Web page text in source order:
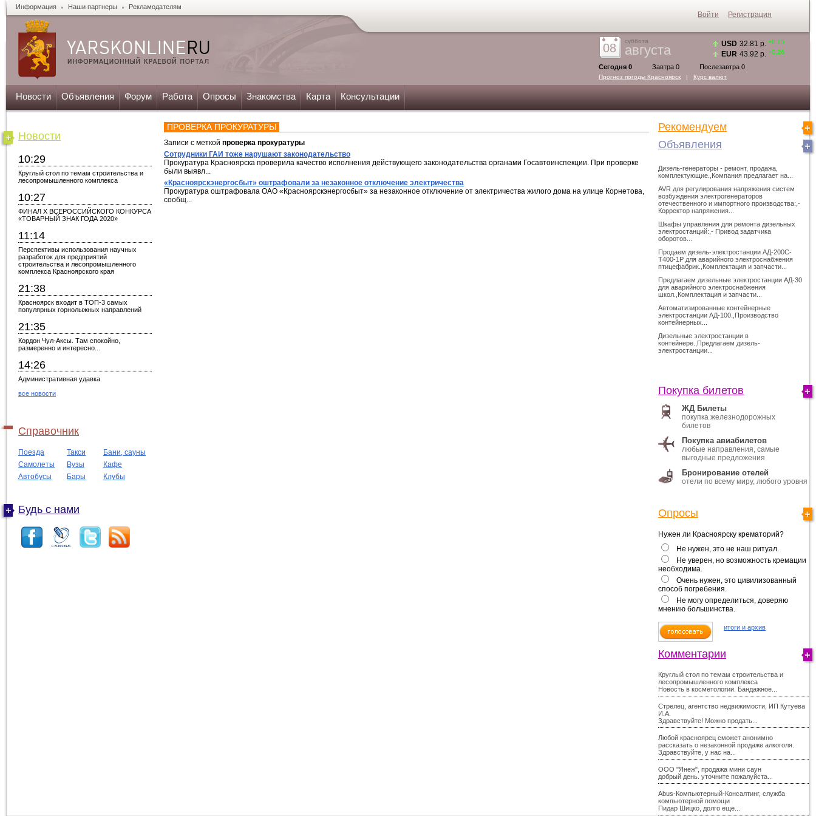
Информация Наши партнеры Рекламодателям
08
суббота
августа
Сегодня 0 Завтра 0 Послезавтра 0
Прогноз погоды Красноярск | Курс валют
USD 32.81 р. +0.15
EUR 43.92 р. +0.26
Новости Объявления Форум Работа Опросы Знакомства Карта Консультации
Новости
10:29
Круглый стол по темам строительства и
лесопромышленного комплекса
10:27
ФИНАЛ X ВСЕРОССИЙСКОГО КОНКУРСА
«ТОВАРНЫЙ ЗНАК ГОДА 2020»
11:14
Перспективы использования научных
разработок для предприятий
строительства и лесопромышленного
комплекса Красноярского края
21:38
Красноярск входит в ТОП-3 самых
популярных горнолыжных направлений
21:35
Кордон Чул-Аксы. Там спокойно,
размеренно и интересно...
14:26
Административная удавка
все новости
Справочник
Поезда Такси
Бани, сауны
Самолеты
Вузы
Кафе
Автобусы
Бары Клубы
Будь с нами
ПРОВЕРКА ПРОКУРАТУРЫ
Записи с меткой проверка прокуратуры
Сотрудники ГАИ тоже нарушают законодательство
Прокуратура Красноярска проверила качество исполнения действующего законодательства органами Госавтоинспекции. При проверке
были выявл...
«Красноярскэнергосбыт» оштрафовали за незаконное отключение электричества
Прокуратура оштрафовала ОАО «Красноярскэнергосбыт» за незаконное отключение от электричества жилого дома на улице Корнетова,
сообщ...
Рекомендуем
Объявления
Дизель-генераторы - ремонт, продажа,
комплектующие.,Компания предлагает на...
AVR для регулирования напряжения систем
возбуждения электрогенераторов
отечественного и импортного производства:,-
Корректор напряжения...
Шкафы управления для ремонта дизельных
электростанций:,- Привод задатчика
оборотов...
Продаем дизель-электростанции АД-200С-
Т400-1Р для аварийного электроснабжения
птицефабрик.,Комплектация и запчасти...
Предлагаем дизельные электростанции АД-30
для аварийного электроснабжения
школ.,Комплектация и запчасти...
Автоматизированные контейнерные
электростанции АД-100.,Производство
контейнерных...
Дизельные электростанции в
контейнере.,Предлагаем дизель-
электростанции...
Покупка билетов
ЖД Билеты
покупка железнодорожных
билетов
Покупка авиабилетов
любые направления, самые
выгодные предложения
Бронирование отелей
отели по всему миру, любого уровня
Опросы
Нужен ли Красноярску крематорий?
Не нужен, это не наш ритуал.
Не уверен, но возможность кремации
необходима.
Очень нужен, это цивилизованный
способ погребения.
Не могу определиться, доверяю
мнению большинства.
итоги и архив
Комментарии
Круглый стол по темам строительства и
лесопромышленного комплекса
Новость в косметологии. Бандажное...
Стрелец, агентство недвижимости, ИП Кутуева
И.А.
Здравствуйте! Можно продать...
Любой красноярец сможет анонимно
рассказать о незаконной продаже алкоголя.
Здравствуйте, у нас на...
ООО "Янеж", продажа мини саун
добрый день. уточните пожалуйста...
Abus-Компьютерный-Консалтинг, служба
компьютерной помощи
Пидар Шицко, долго еще...
Войти Регистрация